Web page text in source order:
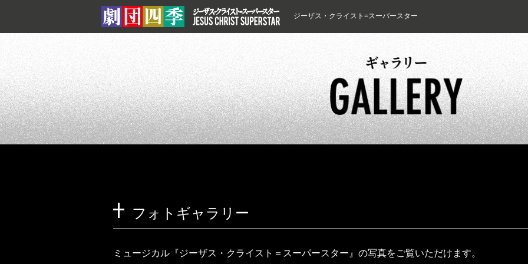
ジーザス・クライスト=スーパースター
フォトギャラリー
ミュージカル『ジーザス・クライスト＝スーパースター』の写真をご覧いただけます。